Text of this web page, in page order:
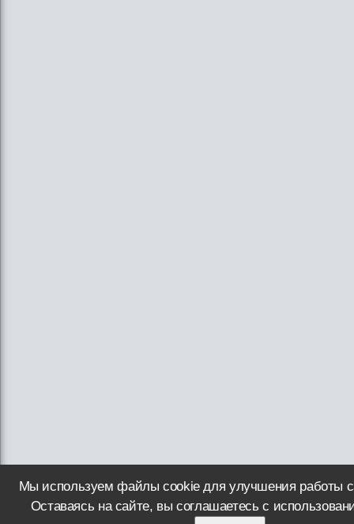
Мы используем файлы cookie для улучшения работы
Оставаясь на сайте, вы соглашаетесь с